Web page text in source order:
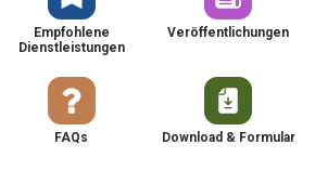
Empfohlene
Dienstleistungen
Veröffentlichungen
FAQs Download & Formular